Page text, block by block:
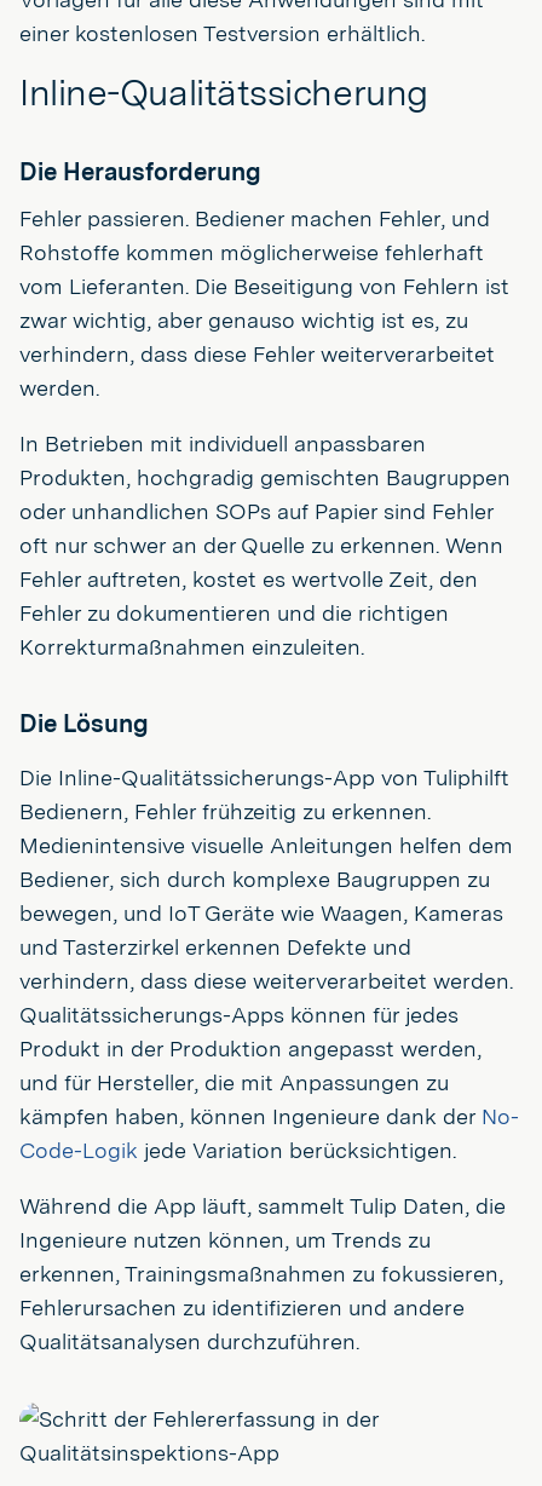
einer kostenlosen Testversion erhältlich.
Inline-Qualitätssicherung
Die Herausforderung
Fehler passieren. Bediener machen Fehler, und
Rohstoffe kommen möglicherweise fehlerhaft
vom Lieferanten. Die Beseitigung von Fehlern ist
zwar wichtig, aber genauso wichtig ist es, zu
verhindern, dass diese Fehler weiterverarbeitet
werden.
In Betrieben mit individuell anpassbaren
Produkten, hochgradig gemischten Baugruppen
oder unhandlichen SOPs auf Papier sind Fehler
oft nur schwer an der Quelle zu erkennen. Wenn
Fehler auftreten, kostet es wertvolle Zeit, den
Fehler zu dokumentieren und die richtigen
Korrekturmaßnahmen einzuleiten.
Die Lösung
Die Inline-Qualitätssicherungs-App von Tuliphilft
Bedienern, Fehler frühzeitig zu erkennen.
Medienintensive visuelle Anleitungen helfen dem
Bediener, sich durch komplexe Baugruppen zu
bewegen, und IoT Geräte wie Waagen, Kameras
und Tasterzirkel erkennen Defekte und
verhindern, dass diese weiterverarbeitet werden.
Qualitätssicherungs-Apps können für jedes
Produkt in der Produktion angepasst werden,
und für Hersteller, die mit Anpassungen zu
kämpfen haben, können Ingenieure dank der No-
Code-Logik jede Variation berücksichtigen.
Während die App läuft, sammelt Tulip Daten, die
Ingenieure nutzen können, um Trends zu
erkennen, Trainingsmaßnahmen zu fokussieren,
Fehlerursachen zu identifizieren und andere
Qualitätsanalysen durchzuführen.